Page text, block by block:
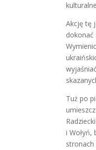
Akcję tę
dokonać
Tuż po
i